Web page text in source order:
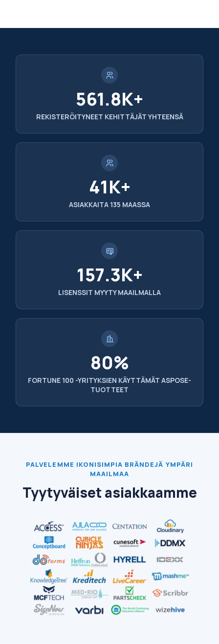
561.8K+
REKISTERÖITYNEET KEHITTÄJÄT YHTEENSÄ
41K+
ASIAKKAITA 135 MAASSA
157.3K+
LISENSSIT MYYTY MAAILMALLA
80%
FORTUNE 100 -YRITYKSIEN KÄYTTÄMÄT ASPOSE-
TUOTTEET
PALVELEMME IKONISIMPIA BRÄNDEJÄ YMPÄRI
MAAILMAA
Tyytyväiset asiakkaamme